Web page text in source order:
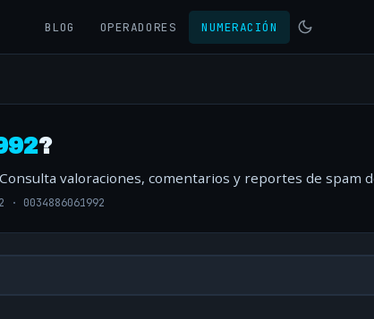
BLOG OPERADORES NUMERACIÓN
?
valoraciones, comentarios y reportes de spam
· 0034886061992